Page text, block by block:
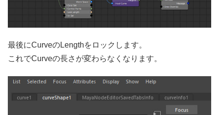
最後にCurveのLengthをロックします。
これでCurveの長さが変わらなくなります。